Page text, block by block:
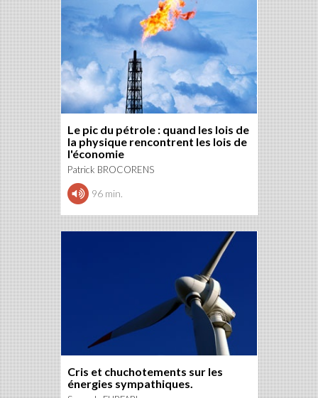
Le pic du pétrole : quand les lois de
la physique rencontrent les lois de
l'économie
Patrick BROCORENS
96 min.
Cris et chuchotements sur les
énergies sympathiques.